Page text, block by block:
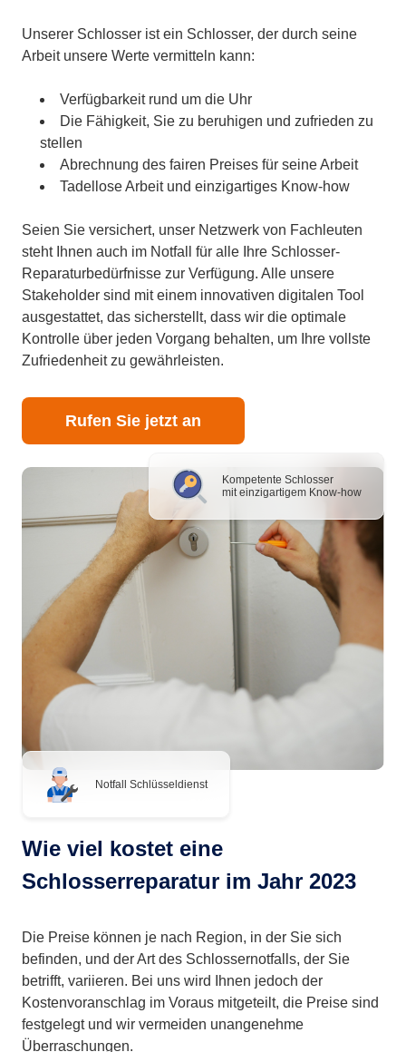
Kompetente Schlosser
mit einzigartigem Know-how
Notfall Schlüsseldienst
Unserer Schlosser ist ein Schlosser, der durch seine
Arbeit unsere Werte vermitteln kann:
Verfügbarkeit rund um die Uhr
Die Fähigkeit, Sie zu beruhigen und zufrieden zu
stellen
Abrechnung des fairen Preises für seine Arbeit
Tadellose Arbeit und einzigartiges Know-how
Seien Sie versichert, unser Netzwerk von Fachleuten
steht Ihnen auch im Notfall für alle Ihre Schlosser-
Reparaturbedürfnisse zur Verfügung. Alle unsere
Stakeholder sind mit einem innovativen digitalen Tool
ausgestattet, das sicherstellt, dass wir die optimale
Kontrolle über jeden Vorgang behalten, um Ihre vollste
Zufriedenheit zu gewährleisten.
Rufen Sie jetzt an
Wie viel kostet eine
Schlosserreparatur im Jahr 2023
Die Preise können je nach Region, in der Sie sich
befinden, und der Art des Schlossernotfalls, der Sie
betrifft, variieren. Bei uns wird Ihnen jedoch der
Kostenvoranschlag im Voraus mitgeteilt, die Preise sind
festgelegt und wir vermeiden unangenehme
Überraschungen.